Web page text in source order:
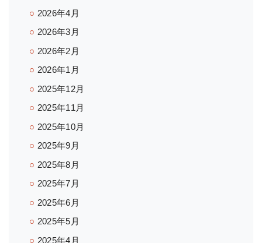
2026年4月
2026年3月
2026年2月
2026年1月
2025年12月
2025年11月
2025年10月
2025年9月
2025年8月
2025年7月
2025年6月
2025年5月
2025年4月